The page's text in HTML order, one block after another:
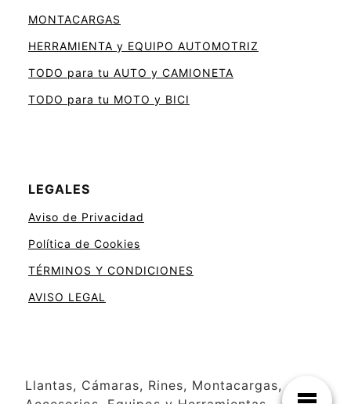
MONTACARGAS
HERRAMIENTA y EQUIPO AUTOMOTRIZ
TODO para tu AUTO y CAMIONETA
TODO para tu MOTO y BICI
LEGALES
Aviso de Privacidad
Política de Cookies
TÉRMINOS Y CONDICIONES
AVISO LEGAL
Llantas, Cámaras, Rines, Montacargas,